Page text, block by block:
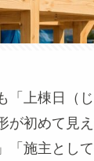
「上棟日（
が初めて見
「施主とし